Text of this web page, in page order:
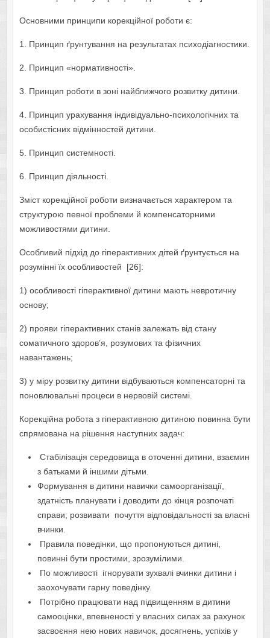
Основними принципи корекційної роботи є:
1. Принцип ґрунтування на результатах психодіагностики.
2. Принцип «нормативності».
3. Принцип роботи в зоні найближчого розвитку дитини.
4. Принцип урахування індивідуально-психологічних та
особистісних відмінностей дитини.
5. Принцип системності.
6. Принцип діяльності.
Зміст корекційної роботи визначається характером та
структурою певної проблеми й компенсаторними
можливостями дитини.
Особливий підхід до гіперактивних дітей ґрунтується на
розумінні їх особливостей [26]:
1) особливості гіперактивної дитини мають невротичну
основу;
2) прояви гіперактивних станів залежать від стану
соматичного здоров’я, розумових та фізичних
навантажень;
3) у міру розвитку дитини відбуваються компенсаторні та
поновлювальні процеси в нервовій системі.
Корекційна робота з гіперактивною дитиною повинна бути
спрямована на рішення наступних задач:
Стабілізація середовища в оточенні дитини, взаємин
з батьками й іншими дітьми.
Формування в дитини навички самоорганізації,
здатність планувати і доводити до кінця розпочаті
справи; розвивати почуття відповідальності за власні
вчинки.
Правила поведінки, що пропонуються дитині,
повинні бути простими, зрозумілими.
По можливості ігнорувати зухвалі вчинки дитини і
заохочувати гарну поведінку.
Потрібно працювати над підвищенням в дитини
самооцінки, впевненості у власних силах за рахунок
засвоєння нею нових навичок, досягнень, успіхів у